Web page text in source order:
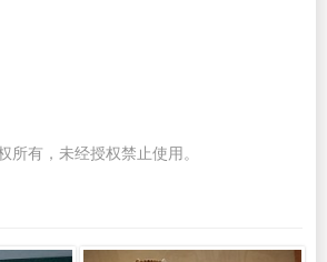
有，未经授权禁止使用。